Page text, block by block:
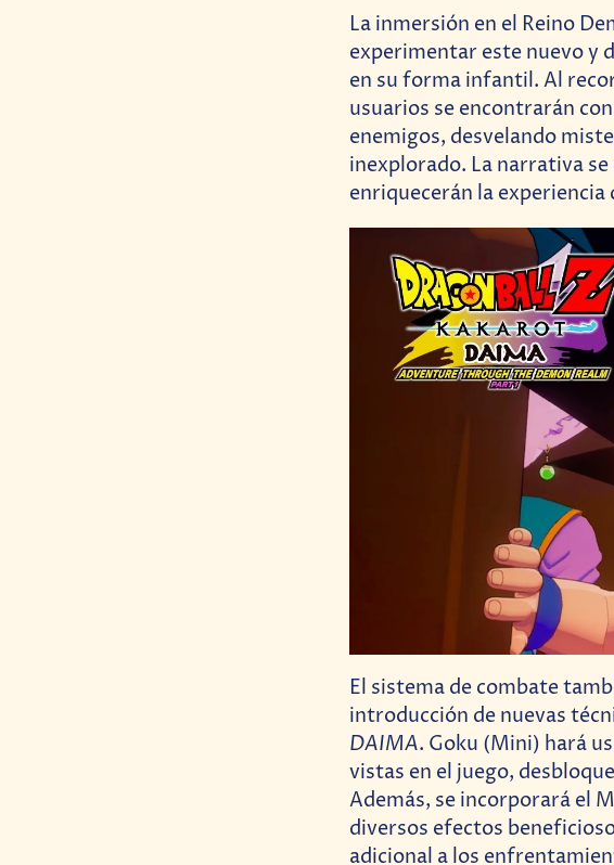
La inmersión en el Reino
experimentar este nuevo y
en su forma infantil. Al
usuarios se encontrarán
enemigos, desvelando
inexplorado. La narrativa
enriquecerán la experiencia
El sistema de combate
introducción de nuevas
DAIMA. Goku (Mini) hará
vistas en el juego,
Además, se incorporará el
diversos efectos
adicional a los